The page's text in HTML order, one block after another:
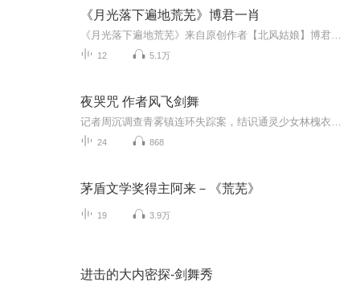
《月光落下遍地荒芜》博君一肖
12 5.1万
夜哭咒 作者风飞剑舞
24 868
茅盾文学奖得主阿来－《荒芜》
19 3.9万
进击的大内密探-剑舞秀